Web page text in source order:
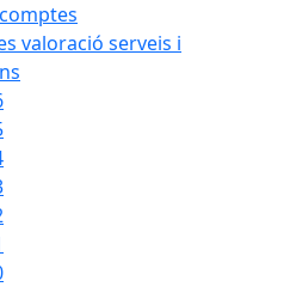
valoració serveis i